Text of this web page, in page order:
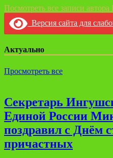
Посмотреть все записи автора
Версия сайта для
Актуально
Просмотреть все
Секретарь
Единой России
поздравил с Днём
причастных